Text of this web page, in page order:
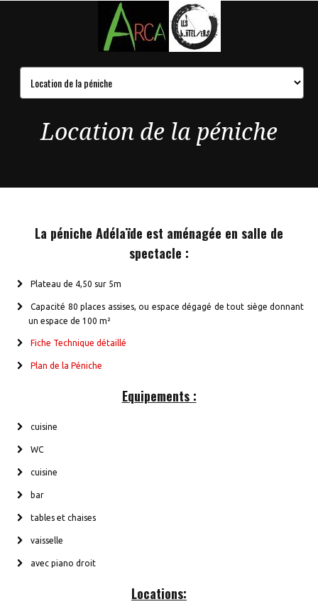
Location de la péniche
La péniche Adélaïde est aménagée en salle de
spectacle :
Plateau de 4,50 sur 5m
Capacité 80 places assises, ou espace dégagé de tout siège donnant
un espace de 100 m²
Fiche Technique détaillé
Plan de la Péniche
Equipements :
cuisine
WC
cuisine
bar
tables et chaises
vaisselle
avec piano droit
Locations: